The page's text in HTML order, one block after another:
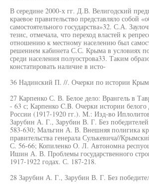
В середине 2000-х гг. Д.В. Велигодский
краевое правительство представляло собой
самостоятельного государства»32. С.А.
тезис, отмечала, что переход властей к
отношению к местному населению был
решением кабинета С.С. Крыма в условиях
среди населения полуострова33. Таким
констатировать наличие в исто-
36 Надинский П. //. Очерки по истории
27 Карпенко С. В. Белое дело: Врангель в
- 63 с; Карпенко C.B. Очерки истории
России (1917-1920 гг.). M.: Изд-во
Зарубин А. Г., Зарубин В. Г. Без
583-630; Мальгин А. В. Внешняя полигика
правительства генерала Сулькевича//
С. 56-66; Копиленко О. Л. Автономна
Ишин А. В. Проблемы государственного
1917-1922 годах. С. 187-218.
28 Зарубин А. Г., Зарубин В. Г. Без